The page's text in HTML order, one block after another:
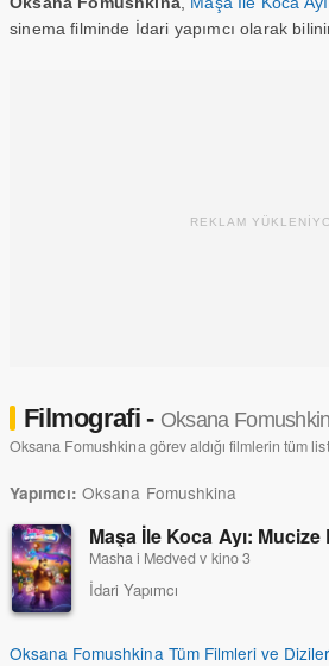
sinema filminde İdari yapımcı olarak
REKLAM
Filmografi - Oksana
Oksana Fomushkina görev aldığı filmlerin tüm
Yapımcı: Oksana Fomushkina
Maşa İle Koca Ayı: Mucize
Masha i Medved v kino 3
İdari Yapımcı
Oksana Fomushkina Tüm Filmleri ve